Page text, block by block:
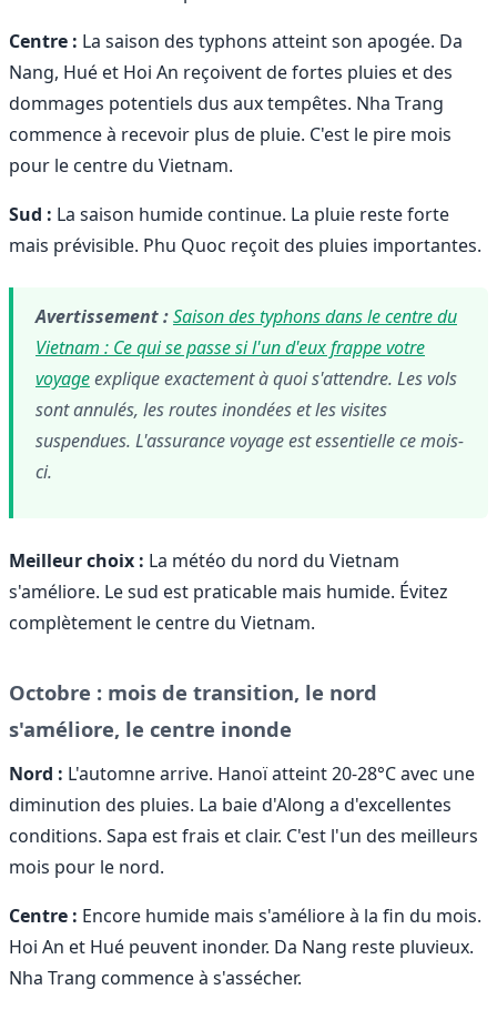
Centre : La saison des typhons atteint son apogée. Da
Nang, Hué et Hoi An reçoivent de fortes pluies et des
dommages potentiels dus aux tempêtes. Nha Trang
commence à recevoir plus de pluie. C'est le pire mois
pour le centre du Vietnam.
Sud : La saison humide continue. La pluie reste forte
mais prévisible. Phu Quoc reçoit des pluies importantes.
Avertissement :Saison des typhons dans le centre du
Vietnam : Ce qui se passe si l'un d'eux frappe votre
voyageexplique exactement à quoi s'attendre. Les vols
sont annulés, les routes inondées et les visites
suspendues. L'assurance voyage est essentielle ce mois-
ci.
Meilleur choix : La météo du nord du Vietnam
s'améliore. Le sud est praticable mais humide. Évitez
complètement le centre du Vietnam.
Octobre : mois de transition, le nord
s'améliore, le centre inonde
Nord : L'automne arrive. Hanoï atteint 20-28°C avec une
diminution des pluies. La baie d'Along a d'excellentes
conditions. Sapa est frais et clair. C'est l'un des meilleurs
mois pour le nord.
Centre : Encore humide mais s'améliore à la fin du mois.
Hoi An et Hué peuvent inonder. Da Nang reste pluvieux.
Nha Trang commence à s'assécher.